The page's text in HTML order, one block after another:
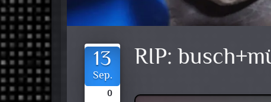
13
Sep.
0
RIP: